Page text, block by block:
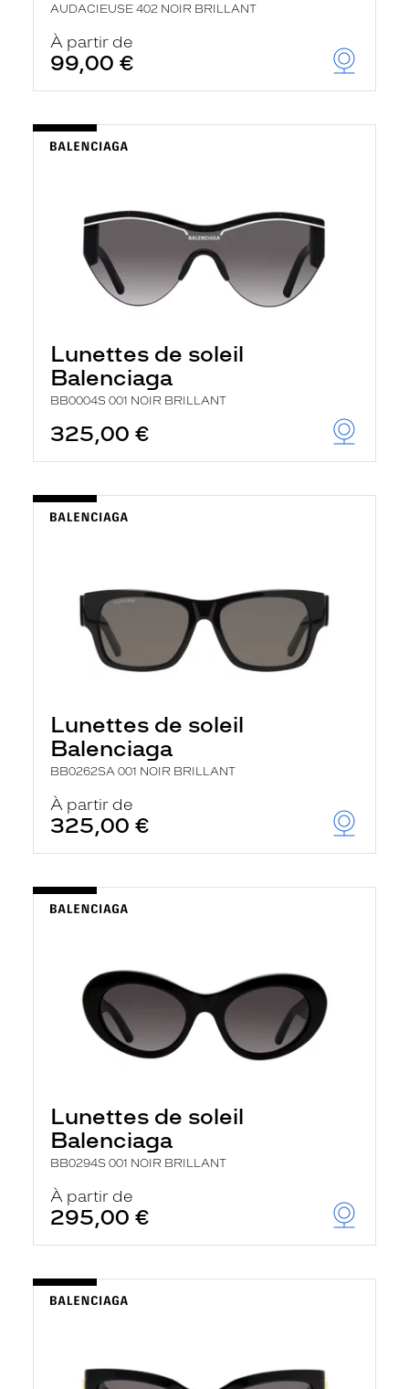
AUDACIEUSE 402 NOIR BRILLANT
À partir de
99,00 €
Lunettes de soleil
Balenciaga
BB0004S 001 NOIR BRILLANT
325,00 €
Lunettes de soleil
Balenciaga
BB0262SA 001 NOIR BRILLANT
À partir de
325,00 €
Lunettes de soleil
Balenciaga
BB0294S 001 NOIR BRILLANT
À partir de
295,00 €